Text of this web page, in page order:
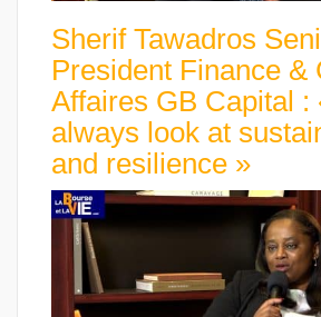
Sherif Tawadros
President Finance &
Affaires GB Capital :
always look at
and resilience »